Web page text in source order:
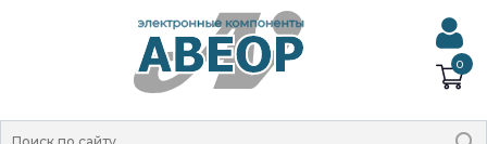
0